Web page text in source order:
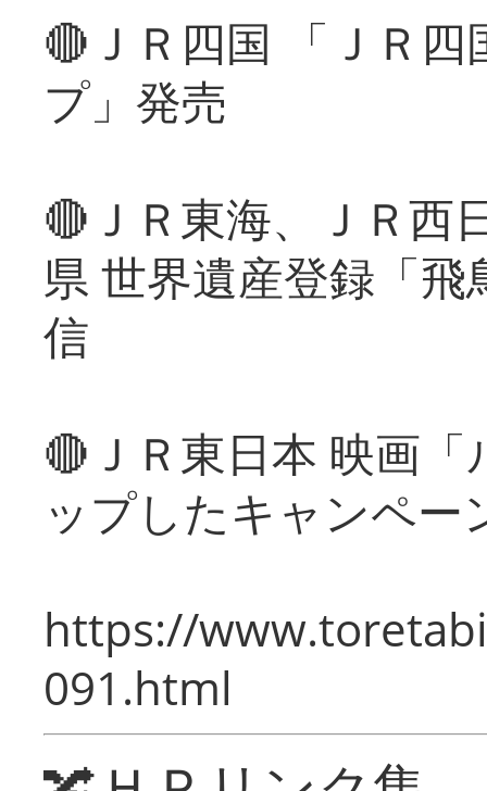
🔴ＪＲ四国 「ＪＲ
プ」発売
🔴ＪＲ東海、ＪＲ西
県 世界遺産登録「
信
🔴ＪＲ東日本 映画
ップしたキャンペー
https://
091.html